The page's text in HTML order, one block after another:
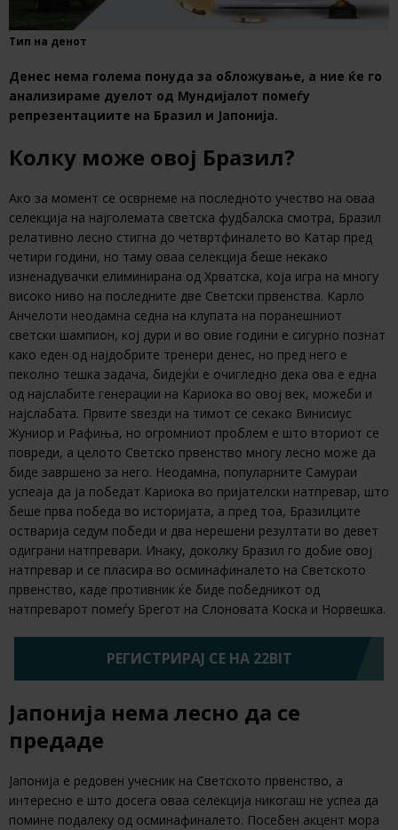
Тип на денот
Денес нема голема понуда за обложување, а ние ќе го
анализираме дуелот од Мундијалот помеѓу
репрезентациите на Бразил и Јапонија.
Колку може овој Бразил?
Ако за момент се осврнеме на последното учество на оваа
селекција на најголемата светска фудбалска смотра, Бразил
релативно лесно стигна до четвртфиналето во Катар пред
четири години, но таму оваа селекција беше некако
изненадувачки елиминирана од Хрватска, која игра на многу
високо ниво на последните две Светски првенства. Карло
Анчелоти неодамна седна на клупата на поранешниот
светски шампион, кој дури и во овие години е сигурно познат
како еден од најдобрите тренери денес, но пред него е
пеколно тешка задача, бидејќи е очигледно дека ова е една
од најслабите генерации на Кариока во овој век, можеби и
најслабата. Првите ѕвезди на тимот се секако Винисиус
Жуниор и Рафиња, но огромниот проблем е што вториот се
повреди, а целото Светско првенство многу лесно може да
биде завршено за него. Неодамна, популарните Самураи
успеаја да ја победат Кариока во пријателски натпревар, што
беше прва победа во историјата, а пред тоа, Бразилците
остварија седум победи и два нерешени резултати во девет
одиграни натпревари. Инаку, доколку Бразил го добие овој
натпревар и се пласира во осминафиналето на Светското
првенство, каде противник ќе биде победникот од
натпреварот помеѓу Брегот на Слоновата Коска и Норвешка.
РЕГИСТРИРАЈ СЕ НА 22BIT
Јапонија нема лесно да се
предаде
Јапонија е редовен учесник на Светското првенство, а
интересно е што досега оваа селекција никогаш не успеа да
помине подалеку од осминафиналето. Посебен акцент мора